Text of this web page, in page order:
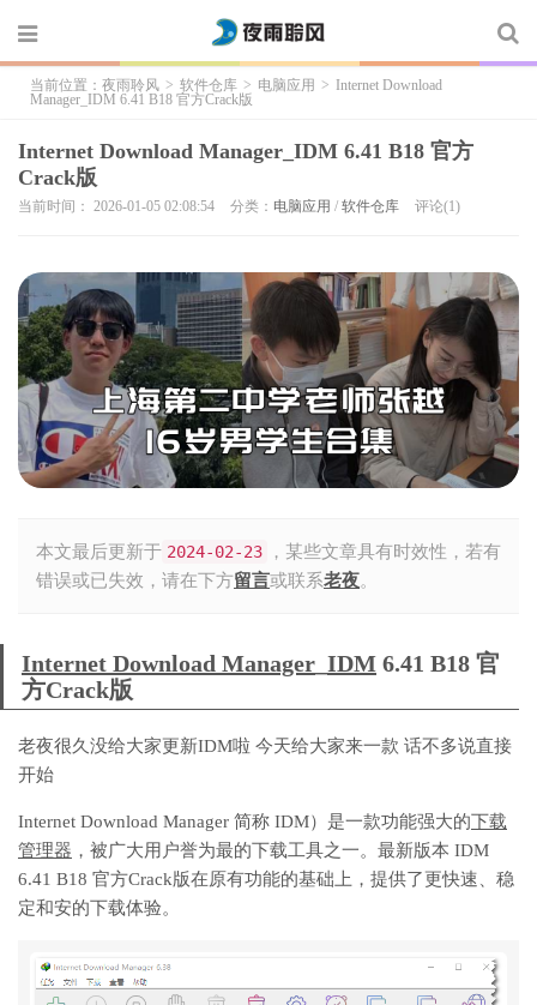
当前位置： 夜雨聆风 > 软件仓库 > 电脑应用 >
Internet Download
Manager_IDM 6.41 B18 官方Crack版
Internet Download Manager_IDM 6.41 B18 官方
Crack版
当前时间： 2026-01-05 02:08:54 分类： 电脑应用 / 软件仓库 评论(1)
本文最后更新于 2024-02-23
，某些文章具有时效性，若有
错误或已失效，请在下方留言或联系老夜。
Internet Download Manager IDM 6.41 B18 官
方Crack版
老夜很久没给大家更新IDM啦 今天给大家来一款 话不多说直接
开始
Internet Download Manager 简称 IDM）是一款功能强大的下载
管理器 ，被广大用户誉为最的下载工具之一。最新版本 IDM
6.41 B18 官方Crack版在原有功能的基础上，提供了更快速、稳
定和安的下载体验。